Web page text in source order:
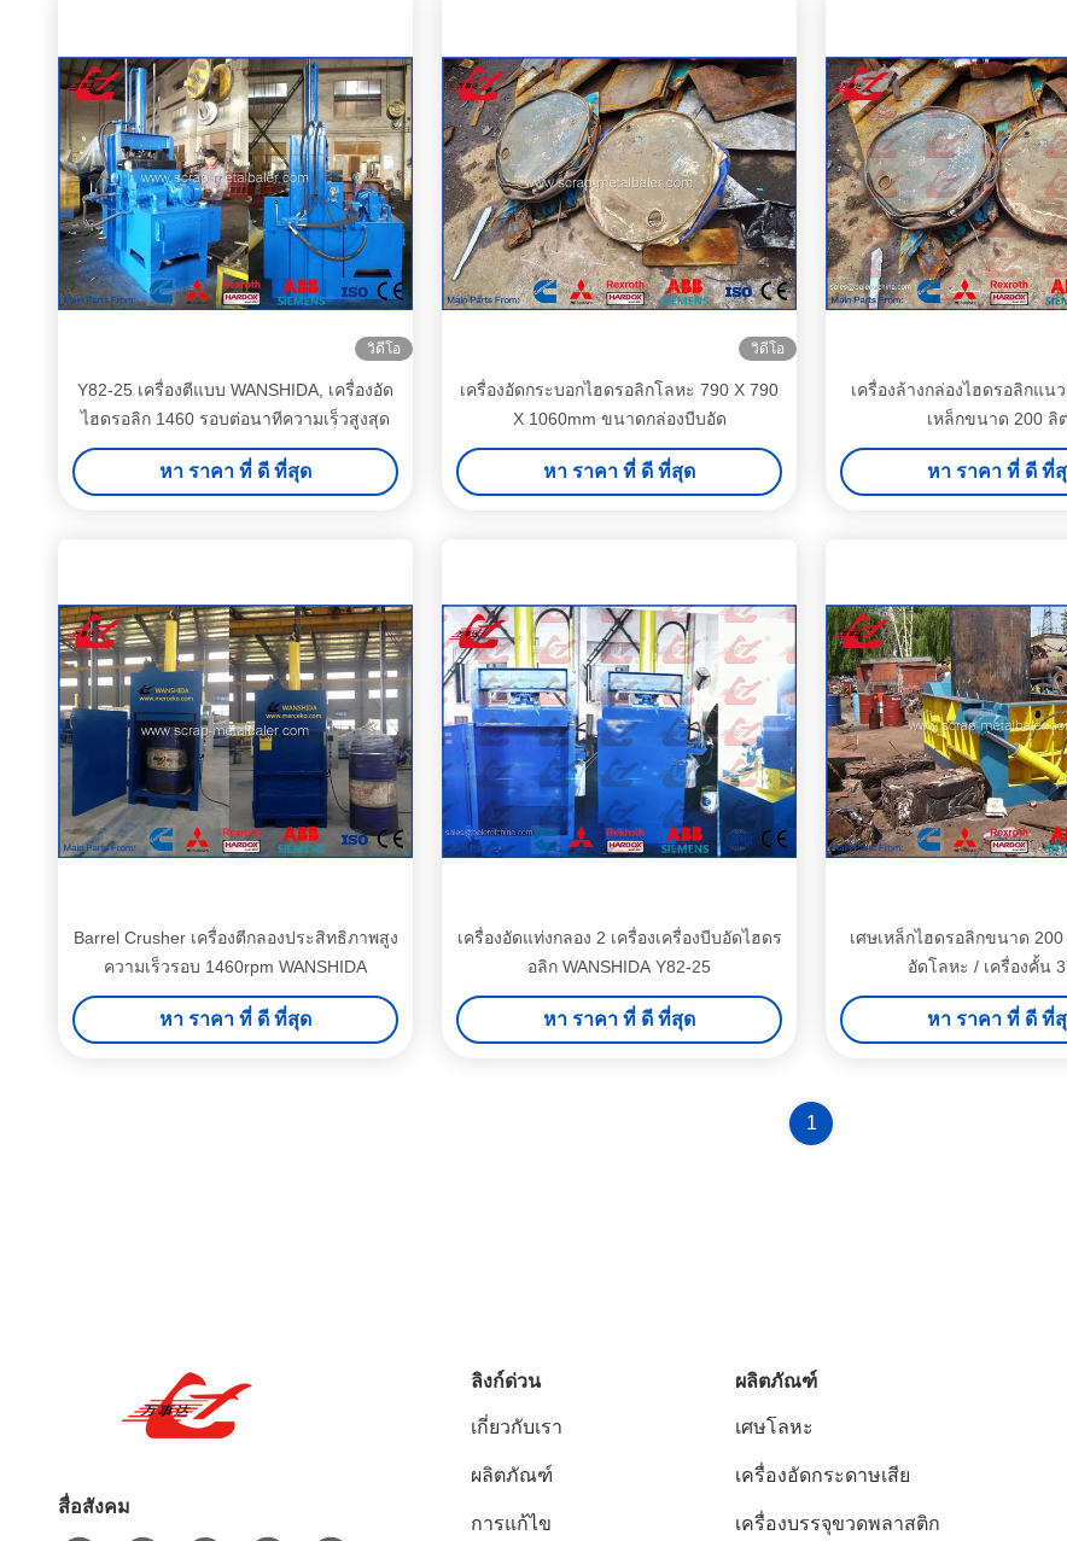
วิดีโอ
Y82-25 เครื่องตีแบบ WANSHIDA, เครื่องอัด
ไฮดรอลิก 1460 รอบต่อนาทีความเร็วสูงสุด
หา ราคา ที่ ดี ที่สุด
วิดีโอ
เครื่องอัดกระบอกไฮดรอลิกโลหะ 790 X 790
X 1060mm ขนาดกล่องบีบอัด
หา ราคา ที่ ดี ที่สุด
เครื่องล้างกล่องไฮดรอลิกแน
เหล็กขนาด 200 ลิ
หา ราคา ที่ ดี ที่
Barrel Crusher เครื่องตีกลองประสิทธิภาพสูง
ความเร็วรอบ 1460rpm WANSHIDA
หา ราคา ที่ ดี ที่สุด
เครื่องอัดแท่งกลอง 2 เครื่องเครื่องบีบอัดไฮดร
อลิก WANSHIDA Y82-25
หา ราคา ที่ ดี ที่สุด
เศษเหล็กไฮดรอลิกขนาด
อัดโลหะ / เครื่องคั้น
หา ราคา ที่ ดี ที่
1
สื่อสังคม
ลิงก์ด่วน
เกี่ยวกับเรา
ผลิตภัณฑ์
การแก้ไข
ผลิตภัณฑ์
เศษโลหะ
เครื่องอัดกระดาษเสีย
เครื่องบรรจุขวดพลาสติก